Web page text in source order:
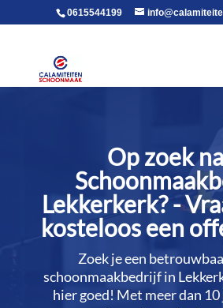
voor in de body0615544199
Op zoek
Lekkerkerk? -
kosteloos een
Zoek je een
schoonmaakbedrijf in
hier goed! Met meer dan